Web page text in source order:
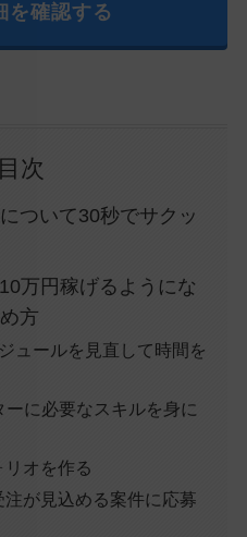
を確認する
目次
ついて30秒でサクッ
万円稼げるようにな
方
ュールを見直して時間を
に必要なスキルを身に
オを作る
が見込める案件に応募